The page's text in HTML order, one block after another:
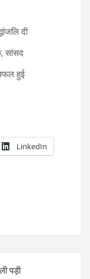
दी
सांसद
हुई
LinkedIn
पड़ी